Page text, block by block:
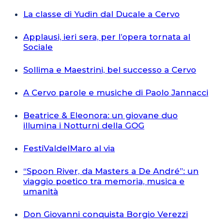
La classe di Yudin dal Ducale a Cervo
Applausi, ieri sera, per l’opera tornata al
Sociale
Sollima e Maestrini, bel successo a Cervo
A Cervo parole e musiche di Paolo Jannacci
Beatrice & Eleonora: un giovane duo
illumina i Notturni della GOG
FestiValdelMaro al via
“Spoon River, da Masters a De André”: un
viaggio poetico tra memoria, musica e
umanità
Don Giovanni conquista Borgio Verezzi